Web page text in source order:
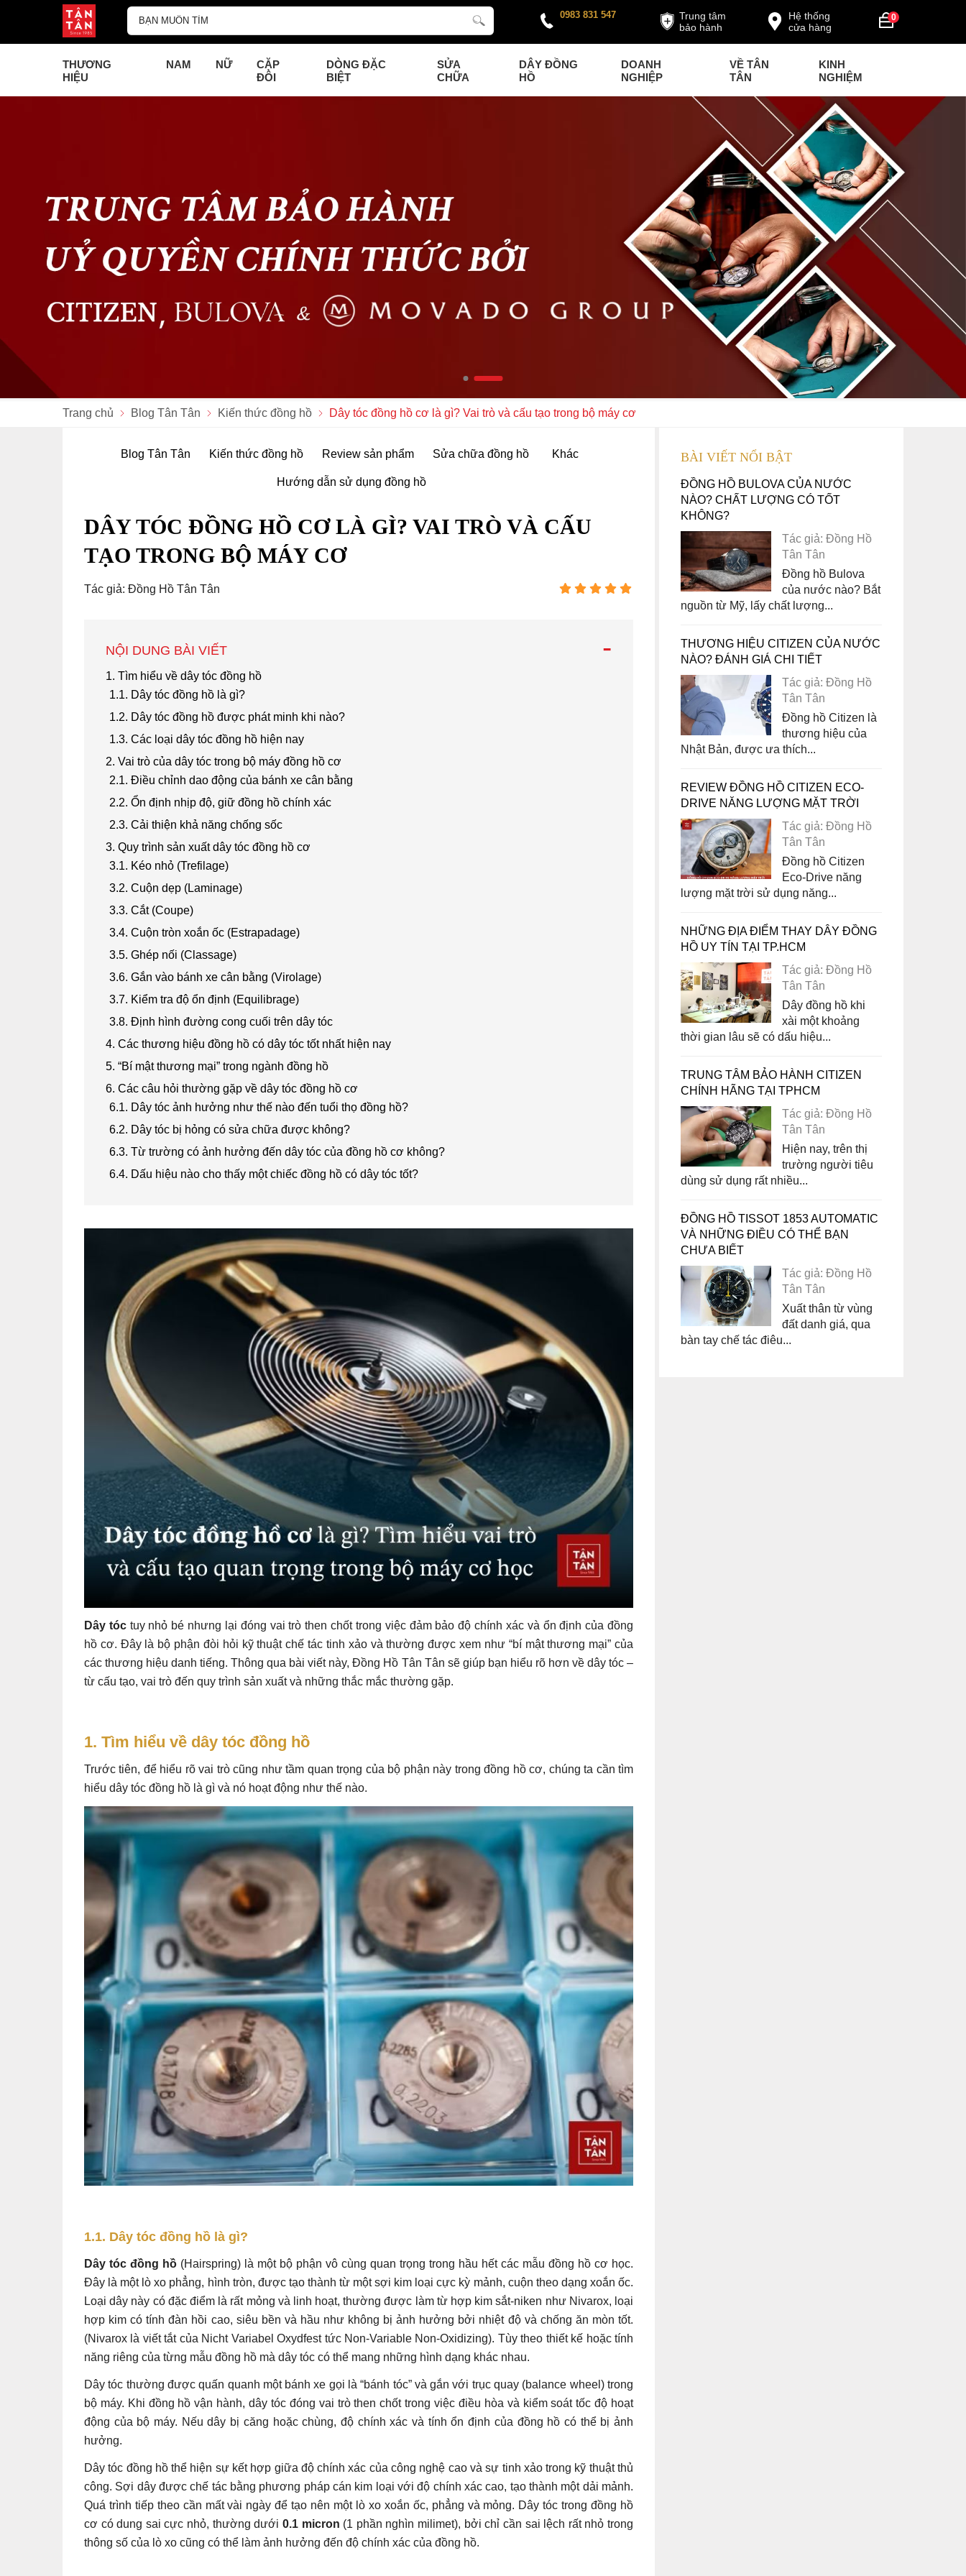
0
Hệ thống
cửa hàng
Trung tâm
bảo hành
0983 831 547
THƯƠNG
HIỆU
NAM NỮ
CẶP
ĐÔI
DÒNG ĐẶC
BIỆT
SỬA
CHỮA
DÂY ĐỒNG
HỒ
DOANH
NGHIỆP
VỀ TÂN
TÂN
KINH
NGHIỆM
Trang chủ Blog Tân Tân Kiến thức đồng hồ Dây tóc đồng hồ cơ là gì? Vai trò và cấu tạo trong bộ máy cơ
Blog Tân Tân Kiến thức đồng hồ Review sản phẩm Sửa chữa đồng hồ Khác
Hướng dẫn sử dụng đồng hồ
DÂY TÓC ĐỒNG HỒ CƠ LÀ GÌ? VAI TRÒ VÀ CẤU
TẠO TRONG BỘ MÁY CƠ
Tác giả: Đồng Hồ Tân Tân
-
NỘI DUNG BÀI VIẾT
1. Tìm hiểu về dây tóc đồng hồ
1.1. Dây tóc đồng hồ là gì?
1.2. Dây tóc đồng hồ được phát minh khi nào?
1.3. Các loại dây tóc đồng hồ hiện nay
2. Vai trò của dây tóc trong bộ máy đồng hồ cơ
2.1. Điều chỉnh dao động của bánh xe cân bằng
2.2. Ổn định nhịp độ, giữ đồng hồ chính xác
2.3. Cải thiện khả năng chống sốc
3. Quy trình sản xuất dây tóc đồng hồ cơ
3.1. Kéo nhỏ (Trefilage)
3.2. Cuộn dẹp (Laminage)
3.3. Cắt (Coupe)
3.4. Cuộn tròn xoắn ốc (Estrapadage)
3.5. Ghép nối (Classage)
3.6. Gắn vào bánh xe cân bằng (Virolage)
3.7. Kiểm tra độ ổn định (Equilibrage)
3.8. Định hình đường cong cuối trên dây tóc
4. Các thương hiệu đồng hồ có dây tóc tốt nhất hiện nay
5. “Bí mật thương mại” trong ngành đồng hồ
6. Các câu hỏi thường gặp về dây tóc đồng hồ cơ
6.1. Dây tóc ảnh hưởng như thế nào đến tuổi thọ đồng hồ?
6.2. Dây tóc bị hỏng có sửa chữa được không?
6.3. Từ trường có ảnh hưởng đến dây tóc của đồng hồ cơ không?
6.4. Dấu hiệu nào cho thấy một chiếc đồng hồ có dây tóc tốt?
Dây tóc tuy nhỏ bé nhưng lại đóng vai trò then chốt trong việc đảm bảo độ chính xác và ổn định của đồng
hồ cơ. Đây là bộ phận đòi hỏi kỹ thuật chế tác tinh xảo và thường được xem như “bí mật thương mại” của
các thương hiệu danh tiếng. Thông qua bài viết này, Đồng Hồ Tân Tân sẽ giúp bạn hiểu rõ hơn về dây tóc –
từ cấu tạo, vai trò đến quy trình sản xuất và những thắc mắc thường gặp.
1. Tìm hiểu về dây tóc đồng hồ
Trước tiên, để hiểu rõ vai trò cũng như tầm quan trọng của bộ phận này trong đồng hồ cơ, chúng ta cần tìm
hiểu dây tóc đồng hồ là gì và nó hoạt động như thế nào.
1.1. Dây tóc đồng hồ là gì?
Dây tóc đồng hồ (Hairspring) là một bộ phận vô cùng quan trọng trong hầu hết các mẫu đồng hồ cơ học.
Đây là một lò xo phẳng, hình tròn, được tạo thành từ một sợi kim loại cực kỳ mảnh, cuộn theo dạng xoắn ốc.
Loại dây này có đặc điểm là rất mỏng và linh hoạt, thường được làm từ hợp kim sắt-niken như Nivarox, loại
hợp kim có tính đàn hồi cao, siêu bền và hầu như không bị ảnh hưởng bởi nhiệt độ và chống ăn mòn tốt.
(Nivarox là viết tắt của Nicht Variabel Oxydfest tức Non-Variable Non-Oxidizing). Tùy theo thiết kế hoặc tính
năng riêng của từng mẫu đồng hồ mà dây tóc có thể mang những hình dạng khác nhau.
Dây tóc thường được quấn quanh một bánh xe gọi là “bánh tóc” và gắn với trục quay (balance wheel) trong
bộ máy. Khi đồng hồ vận hành, dây tóc đóng vai trò then chốt trong việc điều hòa và kiểm soát tốc độ hoạt
động của bộ máy. Nếu dây bị căng hoặc chùng, độ chính xác và tính ổn định của đồng hồ có thể bị ảnh
hưởng.
Dây tóc đồng hồ thể hiện sự kết hợp giữa độ chính xác của công nghệ cao và sự tinh xảo trong kỹ thuật thủ
công. Sợi dây được chế tác bằng phương pháp cán kim loại với độ chính xác cao, tạo thành một dải mảnh.
Quá trình tiếp theo cần mất vài ngày để tạo nên một lò xo xoắn ốc, phẳng và mỏng. Dây tóc trong đồng hồ
cơ có dung sai cực nhỏ, thường dưới 0.1 micron (1 phần nghìn milimet), bởi chỉ cần sai lệch rất nhỏ trong
thông số của lò xo cũng có thể làm ảnh hưởng đến độ chính xác của đồng hồ.
BÀI VIẾT NỔI BẬT
ĐỒNG HỒ BULOVA CỦA NƯỚC
NÀO? CHẤT LƯỢNG CÓ TỐT
KHÔNG?
Tác giả: Đồng Hồ
Tân Tân
Đồng hồ Bulova
của nước nào? Bắt
nguồn từ Mỹ, lấy chất lượng...
THƯƠNG HIỆU CITIZEN CỦA NƯỚC
NÀO? ĐÁNH GIÁ CHI TIẾT
Tác giả: Đồng Hồ
Tân Tân
Đồng hồ Citizen là
thương hiệu của
Nhật Bản, được ưa thích...
REVIEW ĐỒNG HỒ CITIZEN ECO-
DRIVE NĂNG LƯỢNG MẶT TRỜI
Tác giả: Đồng Hồ
Tân Tân
Đồng hồ Citizen
Eco-Drive năng
lượng mặt trời sử dụng năng...
NHỮNG ĐỊA ĐIỂM THAY DÂY ĐỒNG
HỒ UY TÍN TẠI TP.HCM
Tác giả: Đồng Hồ
Tân Tân
Dây đồng hồ khi
xài một khoảng
thời gian lâu sẽ có dấu hiệu...
TRUNG TÂM BẢO HÀNH CITIZEN
CHÍNH HÃNG TẠI TPHCM
Tác giả: Đồng Hồ
Tân Tân
Hiện nay, trên thị
trường người tiêu
dùng sử dụng rất nhiều...
ĐỒNG HỒ TISSOT 1853 AUTOMATIC
VÀ NHỮNG ĐIỀU CÓ THỂ BẠN
CHƯA BIẾT
Tác giả: Đồng Hồ
Tân Tân
Xuất thân từ vùng
đất danh giá, qua
bàn tay chế tác điêu...